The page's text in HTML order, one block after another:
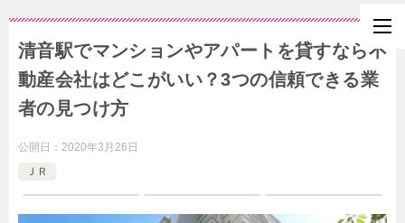
清音駅でマンションやアパートを貸すなら不
動産会社はどこがいい？3つの信頼できる業
者の見つけ方
公開日： 2020年3月26日
ＪＲ